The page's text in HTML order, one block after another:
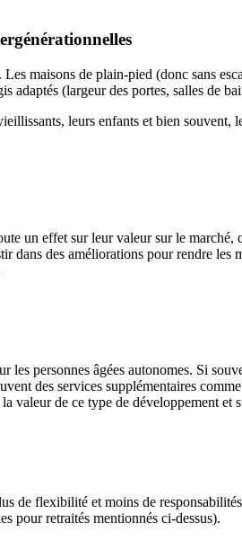
maisons de plain-pied (donc sans
adaptés (largeur des portes, salles de
leurs enfants et bien souvent,
un effet sur leur valeur sur le
des améliorations pour rendre les
personnes âgées autonomes. Si
des services supplémentaires
valeur de ce type de développement
de flexibilité et moins de
pour retraités mentionnés ci-dessus).